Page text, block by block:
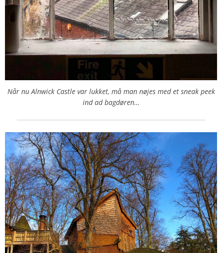
Når nu Alnwick Castle var lukket, må man nøjes med et sneak peek
ind ad bagdøren…